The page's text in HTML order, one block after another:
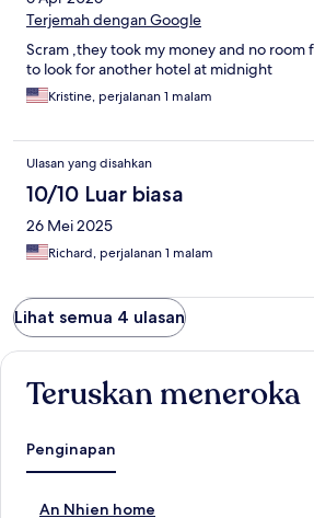
Terjemah dengan Google
Scram ,they took my money and no room
to look for another hotel at midnight
Kristine, perjalanan 1 malam
Ulasan yang disahkan
10/10 Luar biasa
26 Mei 2025
Richard, perjalanan 1 malam
Lihat semua 4 ulasan
Teruskan meneroka
Penginapan
An Nhien home
P